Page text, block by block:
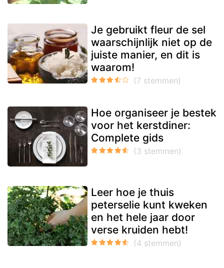
Je gebruikt fleur de sel
waarschijnlijk niet op de
juiste manier, en dit is
waarom!
Hoe organiseer je bestek
voor het kerstdiner:
Complete gids
Leer hoe je thuis
peterselie kunt kweken
en het hele jaar door
verse kruiden hebt!